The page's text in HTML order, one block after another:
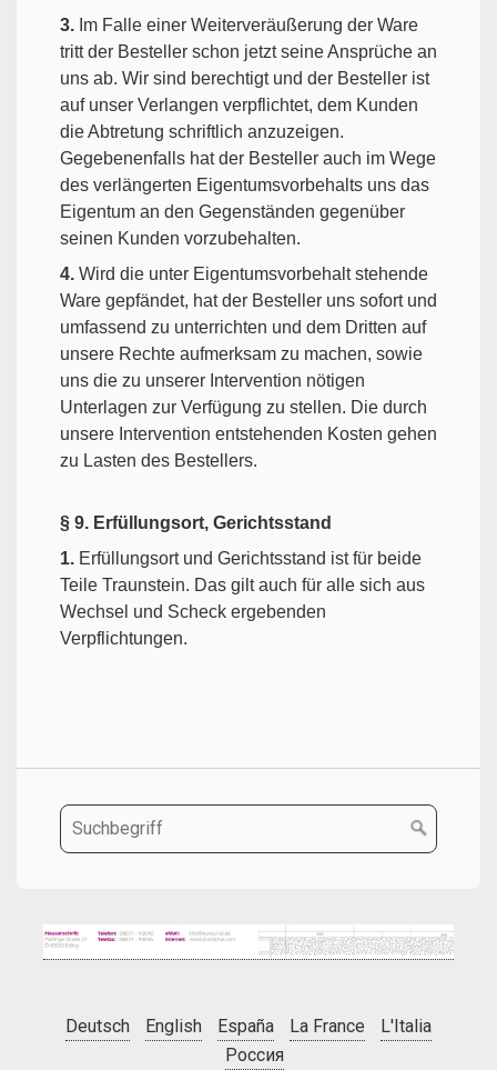
3. Im Falle einer Weiterveräußerung der Ware
tritt der Besteller schon jetzt seine Ansprüche an
uns ab. Wir sind berechtigt und der Besteller ist
auf unser Verlangen verpflichtet, dem Kunden
die Abtretung schriftlich anzuzeigen.
Gegebenenfalls hat der Besteller auch im Wege
des verlängerten Eigentumsvorbehalts uns das
Eigentum an den Gegenständen gegenüber
seinen Kunden vorzubehalten.
4. Wird die unter Eigentumsvorbehalt stehende
Ware gepfändet, hat der Besteller uns sofort und
umfassend zu unterrichten und dem Dritten auf
unsere Rechte aufmerksam zu machen, sowie
uns die zu unserer Intervention nötigen
Unterlagen zur Verfügung zu stellen. Die durch
unsere Intervention entstehenden Kosten gehen
zu Lasten des Bestellers.
§ 9. Erfüllungsort, Gerichtsstand
1. Erfüllungsort und Gerichtsstand ist für beide
Teile Traunstein. Das gilt auch für alle sich aus
Wechsel und Scheck ergebenden
Verpflichtungen.
Deutsch English España La France
L'Italia
Россия